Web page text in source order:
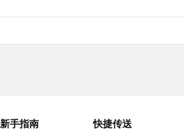
新手指南 快捷传送